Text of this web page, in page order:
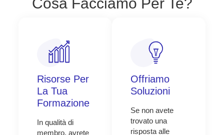
Cosa Facciamo Per Te?
Risorse Per
La Tua
Formazione
In qualità di
membro, avrete
Offriamo
Soluzioni
Se non avete
trovato una
risposta alle